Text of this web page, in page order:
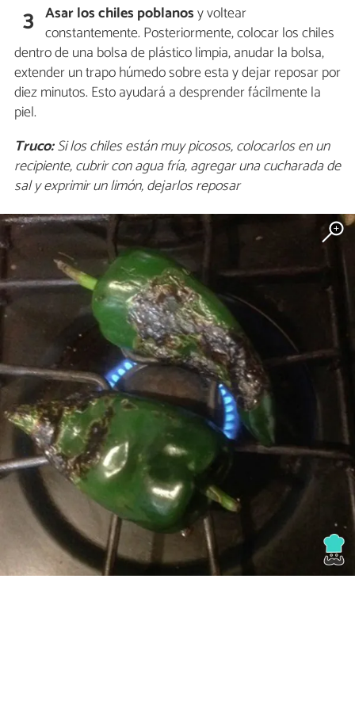
3 Asar los chiles poblanosy voltear
constantemente. Posteriormente, colocar los chiles
dentro de una bolsa de plástico limpia, anudar la bolsa,
extender un trapo húmedo sobre esta y dejar reposar por
diez minutos. Esto ayudará a desprender fácilmente la
piel.
Truco:Si los chiles están muy picosos, colocarlos en un
recipiente, cubrir con agua fría, agregar una cucharada de
sal y exprimir un limón, dejarlos reposar